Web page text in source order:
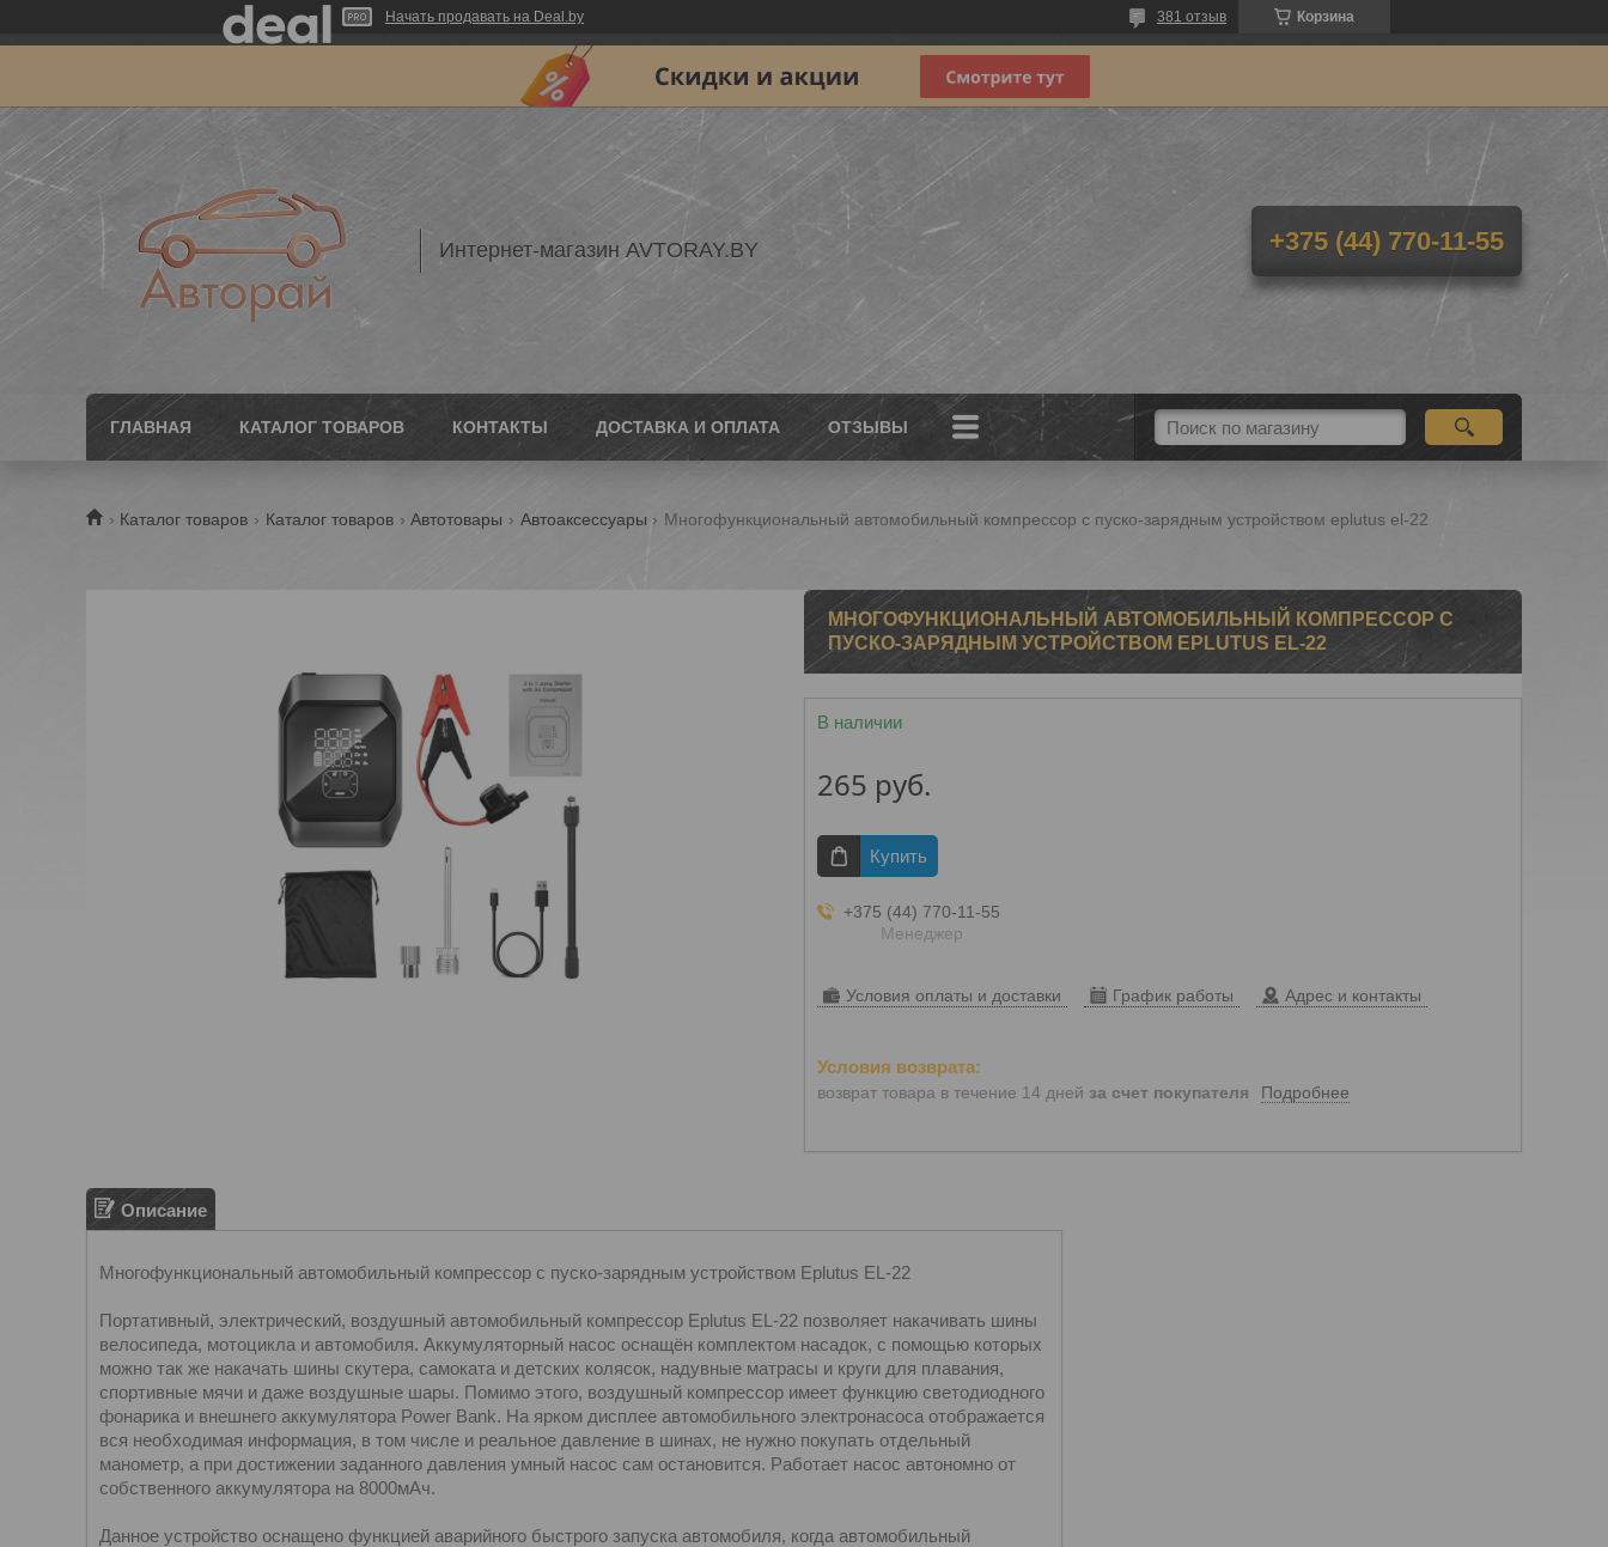
Начать продавать на Deal.by Корзина
381 отзыв
Интернет-магазин AVTORAY.BY +375 (44) 770-11-55
ГЛАВНАЯ КАТАЛОГ ТОВАРОВ КОНТАКТЫ ДОСТАВКА И ОПЛАТА ОТЗЫВЫ
Каталог товаров Каталог товаров Автотовары Автоаксессуары Многофункциональный автомобильный компрессор с пуско-зарядным устройством eplutus el-22
МНОГОФУНКЦИОНАЛЬНЫЙ АВТОМОБИЛЬНЫЙ КОМПРЕССОР С
ПУСКО-ЗАРЯДНЫМ УСТРОЙСТВОМ EPLUTUS EL-22
В наличии
265 руб.
Купить
+375 (44) 770-11-55
Менеджер
Условия оплаты и доставки График работы Адрес и контакты
возврат товара в течение 14 дней за счет покупателя Подробнее
Описание
Многофункциональный автомобильный компрессор с пуско-зарядным устройством Eplutus EL-22
Портативный, электрический, воздушный автомобильный компрессор Eplutus EL-22 позволяет накачивать шины
велосипеда, мотоцикла и автомобиля. Аккумуляторный насос оснащён комплектом насадок, с помощью которых
можно так же накачать шины скутера, самоката и детских колясок, надувные матрасы и круги для плавания,
спортивные мячи и даже воздушные шары. Помимо этого, воздушный компрессор имеет функцию светодиодного
фонарика и внешнего аккумулятора Power Bank. На ярком дисплее автомобильного электронасоса отображается
вся необходимая информация, в том числе и реальное давление в шинах, не нужно покупать отдельный
манометр, а при достижении заданного давления умный насос сам остановится. Работает насос автономно от
собственного аккумулятора на 8000мАч.
Данное устройство оснащено функцией аварийного быстрого запуска автомобиля, когда автомобильный